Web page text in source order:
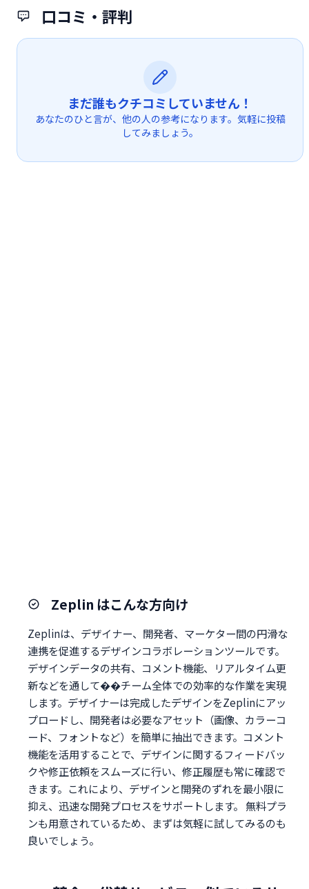
口コミ・評判
まだ誰もクチコミしていません！
あなたのひと言が、他の人の参考になります。気軽に投稿
してみましょう。
Zeplin はこんな方向け
Zeplinは、デザイナー、開発者、マーケター間の円滑な
連携を促進するデザインコラボレーションツールです。
デザインデータの共有、コメント機能、リアルタイム更
新などを通して��チーム全体での効率的な作業を実現
します。デザイナーは完成したデザインをZeplinにアッ
プロードし、開発者は必要なアセット（画像、カラーコ
ード、フォントなど）を簡単に抽出できます。コメント
機能を活用することで、デザインに関するフィードバッ
クや修正依頼をスムーズに行い、修正履歴も常に確認で
きます。これにより、デザインと開発のずれを最小限に
抑え、迅速な開発プロセスをサポートします。 無料プラ
ンも用意されているため、まずは気軽に試してみるのも
良いでしょう。